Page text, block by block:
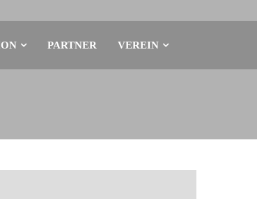
PARTNER VEREIN